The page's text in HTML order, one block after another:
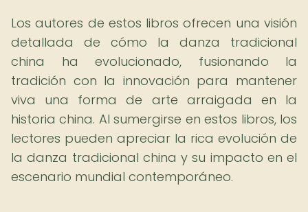
Los autores de estos libros ofrecen una visión
detallada de cómo la danza tradicional
china ha evolucionado, fusionando la
tradición con la innovación para mantener
viva una forma de arte arraigada en la
historia china. Al sumergirse en estos libros, los
lectores pueden apreciar la rica evolución de
la danza tradicional china y su impacto en el
escenario mundial contemporáneo.